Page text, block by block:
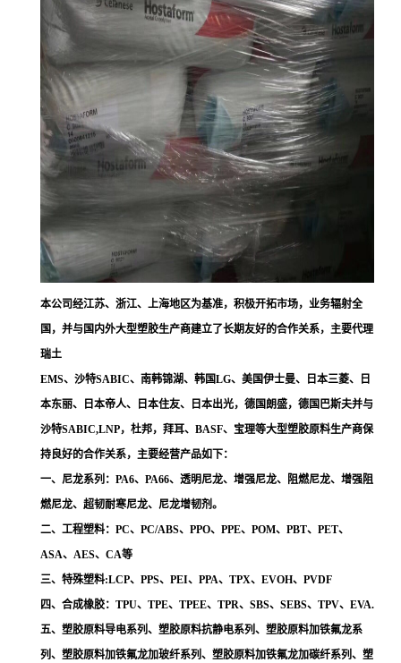
本公司经江苏、浙江、上海地区为基准，积极开拓市场，业务辐射全
国，并与国内外大型塑胶生产商建立了长期友好的合作关系，主要代理
瑞土
EMS、沙特SABIC、南韩锦湖、韩国LG、美国伊士曼、日本三菱、日
本东丽、日本帝人、日本住友、日本出光，德国朗盛，德国巴斯夫并与
沙特SABIC,LNP，杜邦，拜耳、BASF、宝理等大型塑胶原料生产商保
持良好的合作关系，主要经营产品如下：
一、尼龙系列：PA6、PA66、透明尼龙、增强尼龙、阻燃尼龙、增强阻
燃尼龙、超韧耐寒尼龙、尼龙增韧剂。
二、工程塑料：PC、PC/ABS、PPO、PPE、POM、PBT、PET、
ASA、AES、CA等
三、特殊塑料:LCP、PPS、PEI、PPA、TPX、EVOH、PVDF
四、合成橡胶：TPU、TPE、TPEE、TPR、SBS、SEBS、TPV、EVA.
五、塑胶原料导电系列、塑胶原料抗静电系列、塑胶原料加铁氟龙系
列、塑胶原料加铁氟龙加玻纤系列、塑胶原料加铁氟龙加碳纤系列、塑